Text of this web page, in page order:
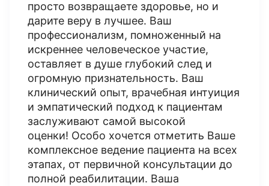
просто возвращаете здоровье, но и
дарите веру в лучшее. Ваш
профессионализм, помноженный на
искреннее человеческое участие,
оставляет в душе глубокий след и
огромную признательность. Ваш
клинический опыт, врачебная интуиция
и эмпатический подход к пациентам
заслуживают самой высокой
оценки! Особо хочется отметить Ваше
комплексное ведение пациента на всех
этапах, от первичной консультации до
полной реабилитации. Ваша